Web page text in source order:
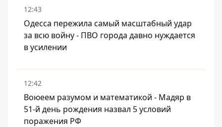
12:43
Одесса пережила самый масштабный удар
за всю войну - ПВО города давно нуждается
в усилении
12:42
Воюеем разумом и математикой - Мадяр в
51-й день рождения назвал 5 условий
поражения РФ